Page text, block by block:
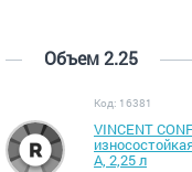
Объем 2.25
Код: 16381
VINCENT
А, 2,25 л